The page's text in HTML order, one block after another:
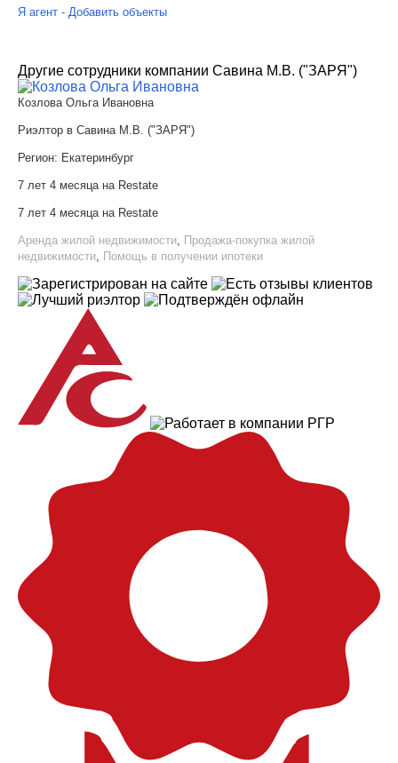
Я агент - Добавить объекты
Другие сотрудники компании Савина М.В. ("ЗАРЯ")
Козлова Ольга Ивановна
Риэлтор в Савина М.В. ("ЗАРЯ")
Регион: Екатеринбург
7 лет 4 месяца на Restate
7 лет 4 месяца на Restate
Аренда жилой недвижимости, Продажа-покупка жилой
недвижимости, Помощь в получении ипотеки